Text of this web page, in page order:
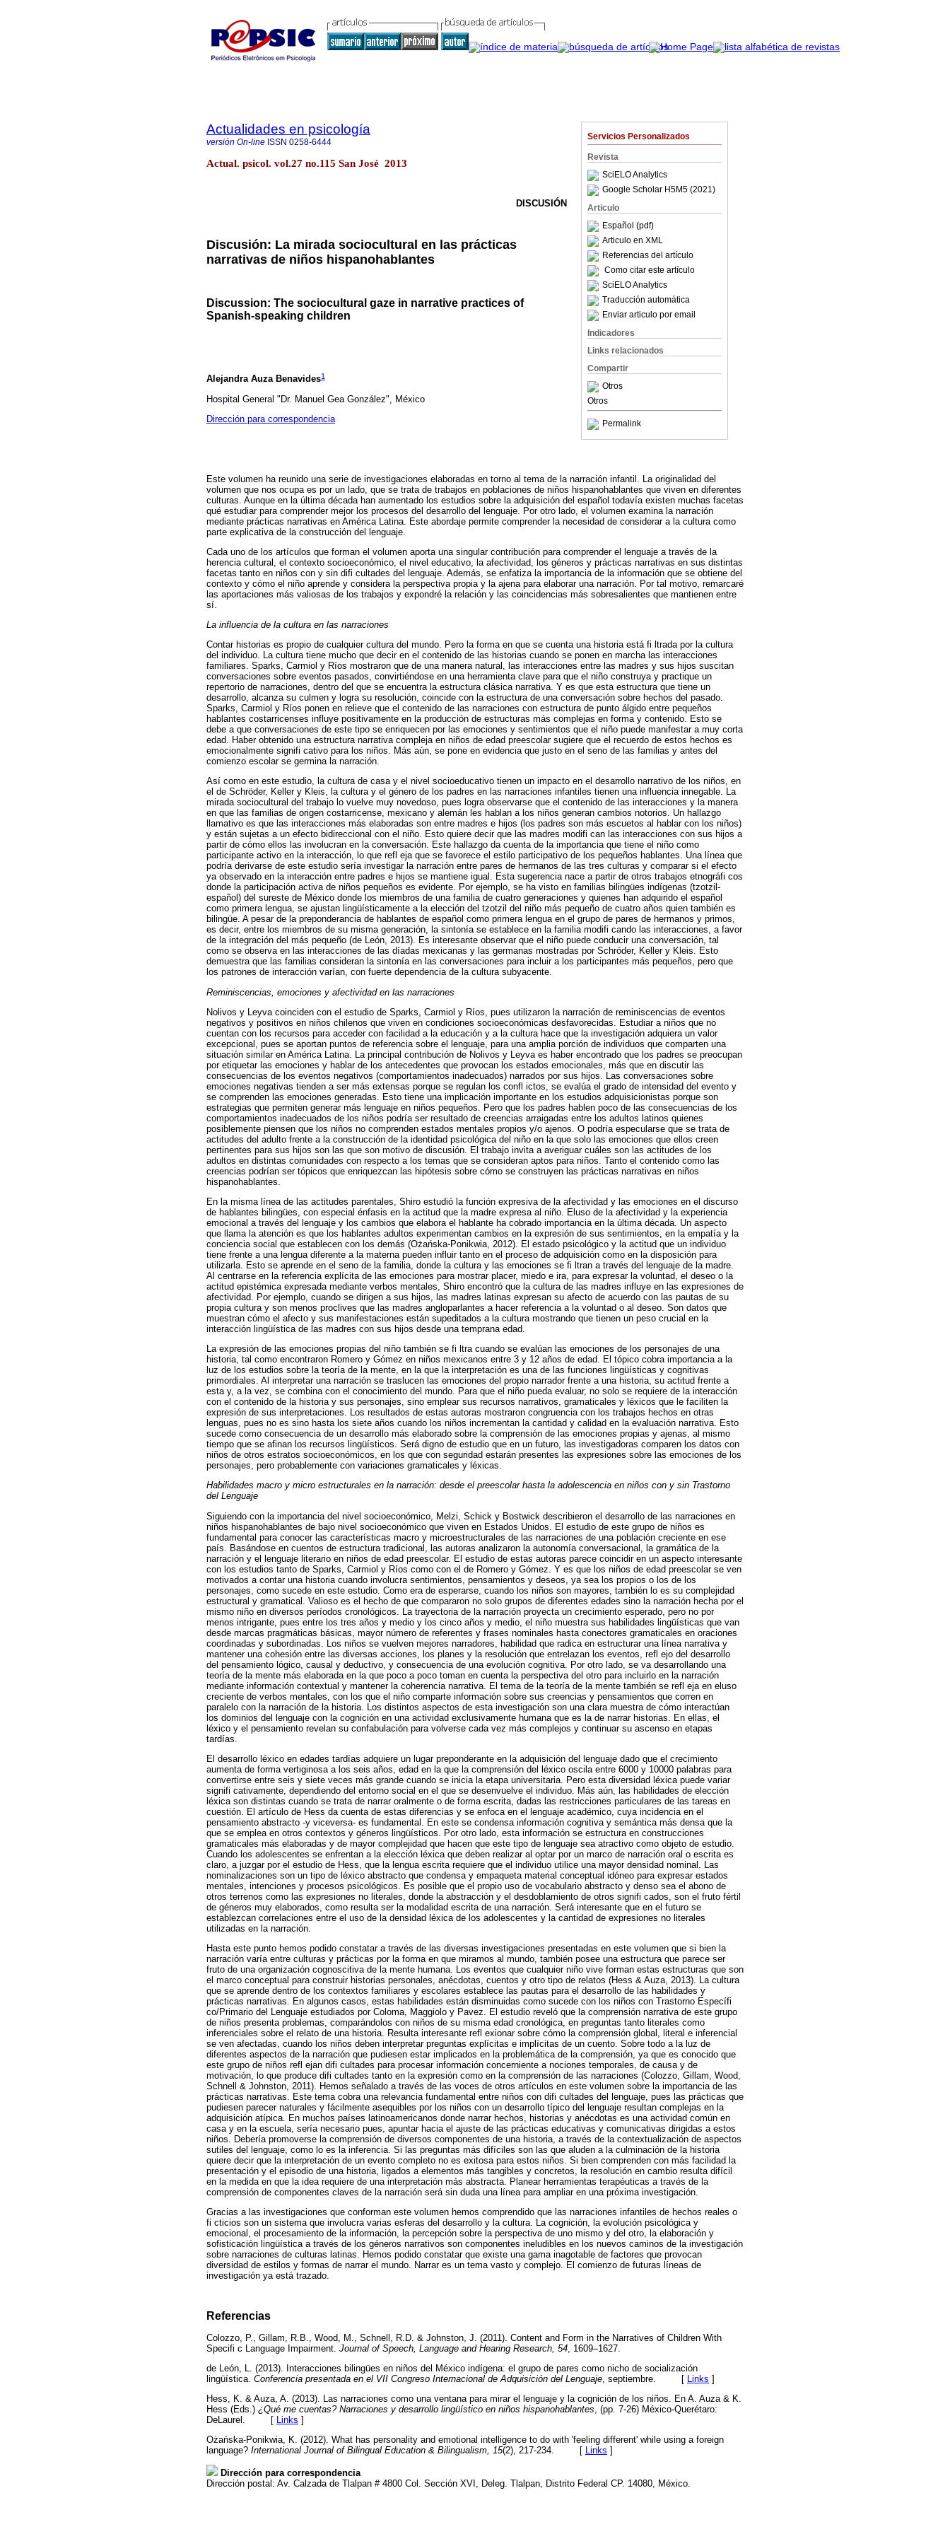
Servicios Personalizados
Revista
SciELO Analytics
Google Scholar H5M5 (2021)
Articulo
Español (pdf)
Articulo en XML
Referencias del artículo
Como citar este artículo
SciELO Analytics
Traducción automática
Enviar articulo por email
Indicadores
Links relacionados
Compartir
Otros
Otros
Permalink
Actualidades en psicología
versión On-line ISSN 0258-6444
Actual. psicol. vol.27 no.115 San José 2013
DISCUSIÓN
Discusión: La mirada sociocultural en las prácticas
narrativas de niños hispanohablantes
Discussion: The sociocultural gaze in narrative practices of
Spanish-speaking children
Alejandra Auza Benavides1
Hospital General "Dr. Manuel Gea González", México
Dirección para correspondencia
Este volumen ha reunido una serie de investigaciones elaboradas en torno al tema de la narración infantil. La originalidad del
volumen que nos ocupa es por un lado, que se trata de trabajos en poblaciones de niños hispanohablantes que viven en diferentes
culturas. Aunque en la última década han aumentado los estudios sobre la adquisición del español todavía existen muchas facetas
qué estudiar para comprender mejor los procesos del desarrollo del lenguaje. Por otro lado, el volumen examina la narración
mediante prácticas narrativas en América Latina. Este abordaje permite comprender la necesidad de considerar a la cultura como
parte explicativa de la construcción del lenguaje.
Cada uno de los artículos que forman el volumen aporta una singular contribución para comprender el lenguaje a través de la
herencia cultural, el contexto socioeconómico, el nivel educativo, la afectividad, los géneros y prácticas narrativas en sus distintas
facetas tanto en niños con y sin difi cultades del lenguaje. Además, se enfatiza la importancia de la información que se obtiene del
contexto y cómo el niño aprende y considera la perspectiva propia y la ajena para elaborar una narración. Por tal motivo, remarcaré
las aportaciones más valiosas de los trabajos y expondré la relación y las coincidencias más sobresalientes que mantienen entre
sí.
La influencia de la cultura en las narraciones
Contar historias es propio de cualquier cultura del mundo. Pero la forma en que se cuenta una historia está fi ltrada por la cultura
del individuo. La cultura tiene mucho que decir en el contenido de las historias cuando se ponen en marcha las interacciones
familiares. Sparks, Carmiol y Ríos mostraron que de una manera natural, las interacciones entre las madres y sus hijos suscitan
conversaciones sobre eventos pasados, convirtiéndose en una herramienta clave para que el niño construya y practique un
repertorio de narraciones, dentro del que se encuentra la estructura clásica narrativa. Y es que esta estructura que tiene un
desarrollo, alcanza su culmen y logra su resolución, coincide con la estructura de una conversación sobre hechos del pasado.
Sparks, Carmiol y Ríos ponen en relieve que el contenido de las narraciones con estructura de punto álgido entre pequeños
hablantes costarricenses influye positivamente en la producción de estructuras más complejas en forma y contenido. Esto se
debe a que conversaciones de este tipo se enriquecen por las emociones y sentimientos que el niño puede manifestar a muy corta
edad. Haber obtenido una estructura narrativa compleja en niños de edad preescolar sugiere que el recuerdo de estos hechos es
emocionalmente signifi cativo para los niños. Más aún, se pone en evidencia que justo en el seno de las familias y antes del
comienzo escolar se germina la narración.
Así como en este estudio, la cultura de casa y el nivel socioeducativo tienen un impacto en el desarrollo narrativo de los niños, en
el de Schröder, Keller y Kleis, la cultura y el género de los padres en las narraciones infantiles tienen una influencia innegable. La
mirada sociocultural del trabajo lo vuelve muy novedoso, pues logra observarse que el contenido de las interacciones y la manera
en que las familias de origen costarricense, mexicano y alemán les hablan a los niños generan cambios notorios. Un hallazgo
llamativo es que las interacciones más elaboradas son entre madres e hijos (los padres son más escuetos al hablar con los niños)
y están sujetas a un efecto bidireccional con el niño. Esto quiere decir que las madres modifi can las interacciones con sus hijos a
partir de cómo ellos las involucran en la conversación. Este hallazgo da cuenta de la importancia que tiene el niño como
participante activo en la interacción, lo que refl eja que se favorece el estilo participativo de los pequeños hablantes. Una línea que
podría derivarse de este estudio sería investigar la narración entre pares de hermanos de las tres culturas y comparar si el efecto
ya observado en la interacción entre padres e hijos se mantiene igual. Esta sugerencia nace a partir de otros trabajos etnográfi cos
donde la participación activa de niños pequeños es evidente. Por ejemplo, se ha visto en familias bilingües indígenas (tzotzil-
español) del sureste de México donde los miembros de una familia de cuatro generaciones y quienes han adquirido el español
como primera lengua, se ajustan lingüísticamente a la elección del tzotzil del niño más pequeño de cuatro años quien también es
bilingüe. A pesar de la preponderancia de hablantes de español como primera lengua en el grupo de pares de hermanos y primos,
es decir, entre los miembros de su misma generación, la sintonía se establece en la familia modifi cando las interacciones, a favor
de la integración del más pequeño (de León, 2013). Es interesante observar que el niño puede conducir una conversación, tal
como se observa en las interacciones de las díadas mexicanas y las germanas mostradas por Schröder, Keller y Kleis. Esto
demuestra que las familias consideran la sintonía en las conversaciones para incluir a los participantes más pequeños, pero que
los patrones de interacción varían, con fuerte dependencia de la cultura subyacente.
Reminiscencias, emociones y afectividad en las narraciones
Nolivos y Leyva coinciden con el estudio de Sparks, Carmiol y Ríos, pues utilizaron la narración de reminiscencias de eventos
negativos y positivos en niños chilenos que viven en condiciones socioeconómicas desfavorecidas. Estudiar a niños que no
cuentan con los recursos para acceder con facilidad a la educación y a la cultura hace que la investigación adquiera un valor
excepcional, pues se aportan puntos de referencia sobre el lenguaje, para una amplia porción de individuos que comparten una
situación similar en América Latina. La principal contribución de Nolivos y Leyva es haber encontrado que los padres se preocupan
por etiquetar las emociones y hablar de los antecedentes que provocan los estados emocionales, más que en discutir las
consecuencias de los eventos negativos (comportamientos inadecuados) narrados por sus hijos. Las conversaciones sobre
emociones negativas tienden a ser más extensas porque se regulan los confl ictos, se evalúa el grado de intensidad del evento y
se comprenden las emociones generadas. Esto tiene una implicación importante en los estudios adquisicionistas porque son
estrategias que permiten generar más lenguaje en niños pequeños. Pero que los padres hablen poco de las consecuencias de los
comportamientos inadecuados de los niños podría ser resultado de creencias arraigadas entre los adultos latinos quienes
posiblemente piensen que los niños no comprenden estados mentales propios y/o ajenos. O podría especularse que se trata de
actitudes del adulto frente a la construcción de la identidad psicológica del niño en la que solo las emociones que ellos creen
pertinentes para sus hijos son las que son motivo de discusión. El trabajo invita a averiguar cuáles son las actitudes de los
adultos en distintas comunidades con respecto a los temas que se consideran aptos para niños. Tanto el contenido como las
creencias podrían ser tópicos que enriquezcan las hipótesis sobre cómo se construyen las prácticas narrativas en niños
hispanohablantes.
En la misma línea de las actitudes parentales, Shiro estudió la función expresiva de la afectividad y las emociones en el discurso
de hablantes bilingües, con especial énfasis en la actitud que la madre expresa al niño. Eluso de la afectividad y la experiencia
emocional a través del lenguaje y los cambios que elabora el hablante ha cobrado importancia en la última década. Un aspecto
que llama la atención es que los hablantes adultos experimentan cambios en la expresión de sus sentimientos, en la empatía y la
conciencia social que establecen con los demás (Ożańska-Ponikwia, 2012). El estado psicológico y la actitud que un individuo
tiene frente a una lengua diferente a la materna pueden influir tanto en el proceso de adquisición como en la disposición para
utilizarla. Esto se aprende en el seno de la familia, donde la cultura y las emociones se fi ltran a través del lenguaje de la madre.
Al centrarse en la referencia explícita de las emociones para mostrar placer, miedo e ira, para expresar la voluntad, el deseo o la
actitud epistémica expresada mediante verbos mentales, Shiro encontró que la cultura de las madres influye en las expresiones de
afectividad. Por ejemplo, cuando se dirigen a sus hijos, las madres latinas expresan su afecto de acuerdo con las pautas de su
propia cultura y son menos proclives que las madres angloparlantes a hacer referencia a la voluntad o al deseo. Son datos que
muestran cómo el afecto y sus manifestaciones están supeditados a la cultura mostrando que tienen un peso crucial en la
interacción lingüística de las madres con sus hijos desde una temprana edad.
La expresión de las emociones propias del niño también se fi ltra cuando se evalúan las emociones de los personajes de una
historia, tal como encontraron Romero y Gómez en niños mexicanos entre 3 y 12 años de edad. El tópico cobra importancia a la
luz de los estudios sobre la teoría de la mente, en la que la interpretación es una de las funciones lingüísticas y cognitivas
primordiales. Al interpretar una narración se traslucen las emociones del propio narrador frente a una historia, su actitud frente a
esta y, a la vez, se combina con el conocimiento del mundo. Para que el niño pueda evaluar, no solo se requiere de la interacción
con el contenido de la historia y sus personajes, sino emplear sus recursos narrativos, gramaticales y léxicos que le faciliten la
expresión de sus interpretaciones. Los resultados de estas autoras mostraron congruencia con los trabajos hechos en otras
lenguas, pues no es sino hasta los siete años cuando los niños incrementan la cantidad y calidad en la evaluación narrativa. Esto
sucede como consecuencia de un desarrollo más elaborado sobre la comprensión de las emociones propias y ajenas, al mismo
tiempo que se afinan los recursos lingüísticos. Será digno de estudio que en un futuro, las investigadoras comparen los datos con
niños de otros estratos socioeconómicos, en los que con seguridad estarán presentes las expresiones sobre las emociones de los
personajes, pero probablemente con variaciones gramaticales y léxicas.
Habilidades macro y micro estructurales en la narración: desde el preescolar hasta la adolescencia en niños con y sin Trastorno
del Lenguaje
Siguiendo con la importancia del nivel socioeconómico, Melzi, Schick y Bostwick describieron el desarrollo de las narraciones en
niños hispanohablantes de bajo nivel socioeconómico que viven en Estados Unidos. El estudio de este grupo de niños es
fundamental para conocer las características macro y microestructurales de las narraciones de una población creciente en ese
país. Basándose en cuentos de estructura tradicional, las autoras analizaron la autonomía conversacional, la gramática de la
narración y el lenguaje literario en niños de edad preescolar. El estudio de estas autoras parece coincidir en un aspecto interesante
con los estudios tanto de Sparks, Carmiol y Ríos como con el de Romero y Gómez. Y es que los niños de edad preescolar se ven
motivados a contar una historia cuando involucra sentimientos, pensamientos y deseos, ya sea los propios o los de los
personajes, como sucede en este estudio. Como era de esperarse, cuando los niños son mayores, también lo es su complejidad
estructural y gramatical. Valioso es el hecho de que compararon no solo grupos de diferentes edades sino la narración hecha por el
mismo niño en diversos períodos cronológicos. La trayectoria de la narración proyecta un crecimiento esperado, pero no por
menos intrigante, pues entre los tres años y medio y los cinco años y medio, el niño muestra sus habilidades lingüísticas que van
desde marcas pragmáticas básicas, mayor número de referentes y frases nominales hasta conectores gramaticales en oraciones
coordinadas y subordinadas. Los niños se vuelven mejores narradores, habilidad que radica en estructurar una línea narrativa y
mantener una cohesión entre las diversas acciones, los planes y la resolución que entrelazan los eventos, refl ejo del desarrollo
del pensamiento lógico, causal y deductivo, y consecuencia de una evolución cognitiva. Por otro lado, se va desarrollando una
teoría de la mente más elaborada en la que poco a poco toman en cuenta la perspectiva del otro para incluirlo en la narración
mediante información contextual y mantener la coherencia narrativa. El tema de la teoría de la mente también se refl eja en eluso
creciente de verbos mentales, con los que el niño comparte información sobre sus creencias y pensamientos que corren en
paralelo con la narración de la historia. Los distintos aspectos de esta investigación son una clara muestra de cómo interactúan
los dominios del lenguaje con la cognición en una actividad exclusivamente humana que es la de narrar historias. En ellas, el
léxico y el pensamiento revelan su confabulación para volverse cada vez más complejos y continuar su ascenso en etapas
tardías.
El desarrollo léxico en edades tardías adquiere un lugar preponderante en la adquisición del lenguaje dado que el crecimiento
aumenta de forma vertiginosa a los seis años, edad en la que la comprensión del léxico oscila entre 6000 y 10000 palabras para
convertirse entre seis y siete veces más grande cuando se inicia la etapa universitaria. Pero esta diversidad léxica puede variar
signifi cativamente, dependiendo del entorno social en el que se desenvuelve el individuo. Más aún, las habilidades de elección
léxica son distintas cuando se trata de narrar oralmente o de forma escrita, dadas las restricciones particulares de las tareas en
cuestión. El artículo de Hess da cuenta de estas diferencias y se enfoca en el lenguaje académico, cuya incidencia en el
pensamiento abstracto -y viceversa- es fundamental. En este se condensa información cognitiva y semántica más densa que la
que se emplea en otros contextos y géneros lingüísticos. Por otro lado, esta información se estructura en construcciones
gramaticales más elaboradas y de mayor complejidad que hacen que este tipo de lenguaje sea atractivo como objeto de estudio.
Cuando los adolescentes se enfrentan a la elección léxica que deben realizar al optar por un marco de narración oral o escrita es
claro, a juzgar por el estudio de Hess, que la lengua escrita requiere que el individuo utilice una mayor densidad nominal. Las
nominalizaciones son un tipo de léxico abstracto que condensa y empaqueta material conceptual idóneo para expresar estados
mentales, intenciones y procesos psicológicos. Es posible que el propio uso de vocabulario abstracto y denso sea el abono de
otros terrenos como las expresiones no literales, donde la abstracción y el desdoblamiento de otros signifi cados, son el fruto fértil
de géneros muy elaborados, como resulta ser la modalidad escrita de una narración. Será interesante que en el futuro se
establezcan correlaciones entre el uso de la densidad léxica de los adolescentes y la cantidad de expresiones no literales
utilizadas en la narración.
Hasta este punto hemos podido constatar a través de las diversas investigaciones presentadas en este volumen que si bien la
narración varía entre culturas y prácticas por la forma en que miramos al mundo, también posee una estructura que parece ser
fruto de una organización cognoscitiva de la mente humana. Los eventos que cualquier niño vive forman estas estructuras que son
el marco conceptual para construir historias personales, anécdotas, cuentos y otro tipo de relatos (Hess & Auza, 2013). La cultura
que se aprende dentro de los contextos familiares y escolares establece las pautas para el desarrollo de las habilidades y
prácticas narrativas. En algunos casos, estas habilidades están disminuidas como sucede con los niños con Trastorno Específi
co/Primario del Lenguaje estudiados por Coloma, Maggiolo y Pavez. El estudio reveló que la comprensión narrativa de este grupo
de niños presenta problemas, comparándolos con niños de su misma edad cronológica, en preguntas tanto literales como
inferenciales sobre el relato de una historia. Resulta interesante refl exionar sobre cómo la comprensión global, literal e inferencial
se ven afectadas, cuando los niños deben interpretar preguntas explícitas e implícitas de un cuento. Sobre todo a la luz de
diferentes aspectos de la narración que pudiesen estar implicados en la problemática de la comprensión, ya que es conocido que
este grupo de niños refl ejan difi cultades para procesar información concerniente a nociones temporales, de causa y de
motivación, lo que produce difi cultades tanto en la expresión como en la comprensión de las narraciones (Colozzo, Gillam, Wood,
Schnell & Johnston, 2011). Hemos señalado a través de las voces de otros artículos en este volumen sobre la importancia de las
prácticas narrativas. Este tema cobra una relevancia fundamental entre niños con difi cultades del lenguaje, pues las prácticas que
pudiesen parecer naturales y fácilmente asequibles por los niños con un desarrollo típico del lenguaje resultan complejas en la
adquisición atípica. En muchos países latinoamericanos donde narrar hechos, historias y anécdotas es una actividad común en
casa y en la escuela, sería necesario pues, apuntar hacia el ajuste de las prácticas educativas y comunicativas dirigidas a estos
niños. Debería promoverse la comprensión de diversos componentes de una historia, a través de la contextualización de aspectos
sutiles del lenguaje, como lo es la inferencia. Si las preguntas más difíciles son las que aluden a la culminación de la historia
quiere decir que la interpretación de un evento completo no es exitosa para estos niños. Si bien comprenden con más facilidad la
presentación y el episodio de una historia, ligados a elementos más tangibles y concretos, la resolución en cambio resulta difícil
en la medida en que la idea requiere de una interpretación más abstracta. Planear herramientas terapéuticas a través de la
comprensión de componentes claves de la narración será sin duda una línea para ampliar en una próxima investigación.
Gracias a las investigaciones que conforman este volumen hemos comprendido que las narraciones infantiles de hechos reales o
fi cticios son un sistema que involucra varias esferas del desarrollo y la cultura. La cognición, la evolución psicológica y
emocional, el procesamiento de la información, la percepción sobre la perspectiva de uno mismo y del otro, la elaboración y
sofisticación lingüística a través de los géneros narrativos son componentes ineludibles en los nuevos caminos de la investigación
sobre narraciones de culturas latinas. Hemos podido constatar que existe una gama inagotable de factores que provocan
diversidad de estilos y formas de narrar el mundo. Narrar es un tema vasto y complejo. El comienzo de futuras líneas de
investigación ya está trazado.
Referencias
Colozzo, P., Gillam, R.B., Wood, M., Schnell, R.D. & Johnston, J. (2011). Content and Form in the Narratives of Children With
Specifi c Language Impairment. Journal of Speech, Language and Hearing Research, 54 , 1609–1627.
de León, L. (2013). Interacciones bilingües en niños del México indígena: el grupo de pares como nicho de socialización
lingüística. Conferencia presentada en el VII Congreso Internacional de Adquisición del Lenguaje , septiembre. [ Links ]
Hess, K. & Auza, A. (2013). Las narraciones como una ventana para mirar el lenguaje y la cognición de los niños. En A. Auza & K.
Hess (Eds.) ¿Qué me cuentas? Narraciones y desarrollo lingüístico en niños hispanohablantes, (pp. 7-26) México-Querétaro:
DeLaurel. [ Links ]
Ożańska-Ponikwia, K. (2012). What has personality and emotional intelligence to do with 'feeling different' while using a foreign
language? International Journal of Bilingual Education & Bilingualism, 15(2), 217-234. [ Links ]
Dirección para correspondencia
Dirección postal: Av. Calzada de Tlalpan # 4800 Col. Sección XVI, Deleg. Tlalpan, Distrito Federal CP. 14080, México.